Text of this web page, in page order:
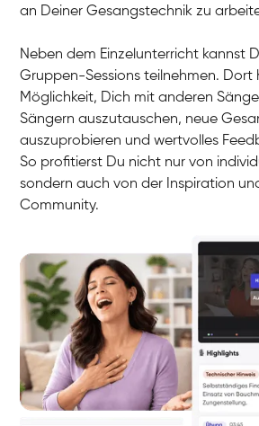
an Deiner Gesangstechnik zu
Neben dem Einzelunterricht kannst
Gruppen-Sessions teilnehmen. Dort
Möglichkeit, Dich mit anderen
Sängern auszutauschen, neue
auszuprobieren und wertvolles
So profitierst Du nicht nur von
sondern auch von der Inspiration
Community.